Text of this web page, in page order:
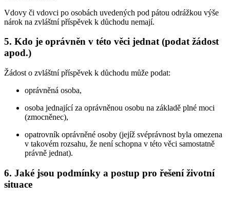
Vdovy či vdovci po osobách uvedených pod pátou odrážkou výše
nárok na zvláštní příspěvek k důchodu nemají.
5. Kdo je oprávněn v této věci jednat (podat žádost
apod.)
Žádost o zvláštní příspěvek k důchodu může podat:
oprávněná osoba,
osoba jednající za oprávněnou osobu na základě plné moci
(zmocněnec),
opatrovník oprávněné osoby (jejíž svéprávnost byla omezena
v takovém rozsahu, že není schopna v této věci samostatně
právně jednat).
6. Jaké jsou podmínky a postup pro řešení životní
situace